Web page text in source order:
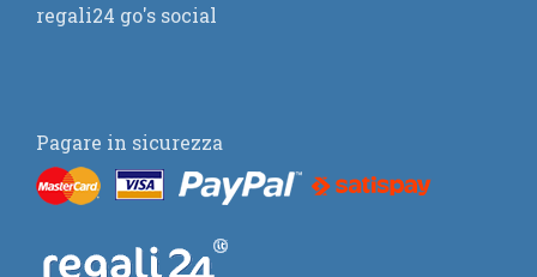
regali24 go's social
Pagare in sicurezza